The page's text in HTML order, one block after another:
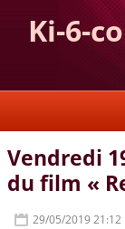
Ki-6-
Vendredi
du film «
29/05/2019 21:12